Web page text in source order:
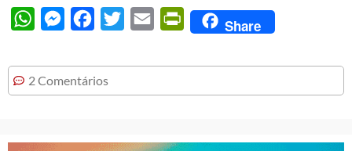
WhatsAppMessengerFacebook
Twitter Email PrintFriendly
Share
2 Comentários